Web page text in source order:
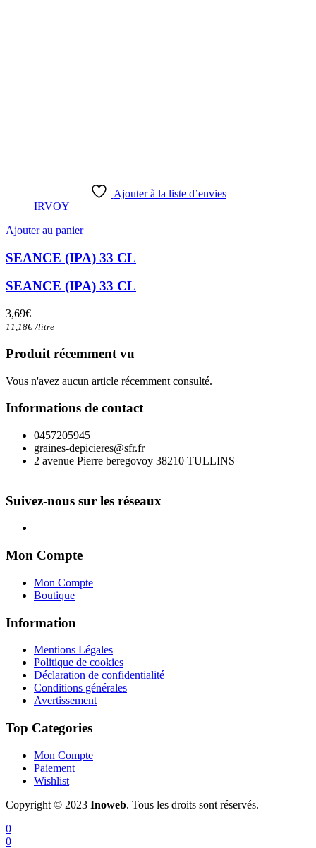
Ajouter à la liste d’envies
IRVOY
Ajouter au panier
SEANCE (IPA) 33 CL
SEANCE (IPA) 33 CL
3,69€
11,18€ /litre
Produit récemment vu
Vous n'avez aucun article récemment consulté.
Informations de contact
0457205945
graines-depicieres@sfr.fr
2 avenue Pierre beregovoy 38210 TULLINS
Suivez-nous sur les réseaux
Mon Compte
Mon Compte
Boutique
Information
Mentions Légales
Politique de cookies
Déclaration de confidentialité
Conditions générales
Avertissement
Top Categories
Mon Compte
Paiement
Wishlist
Copyright © 2023 Inoweb. Tous les droits sont réservés.
0
0